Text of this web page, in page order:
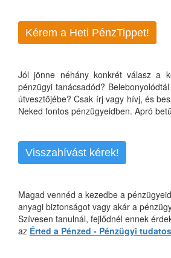
Kérem a Heti PénzTippet!
Jól jönne néhány konkrét válasz a
pénzügyi tanácsadód?
útvesztőjébe? Csak írj vagy hívj, és
Neked fontos pénzügyeidben. Apró
Visszahívást kérek!
Magad vennéd a kezedbe a
anyagi biztonságot vagy akár a
Szívesen tanulnál, fejlődnél ennek
az Érted a Pénzed - Pénzügyi